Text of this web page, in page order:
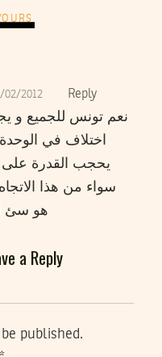
02/2012 Reply
نعم تونس للجميع و
اختلاف في
يحجب القدرة على
سواء من هذا
هو سئ
a Reply
published.